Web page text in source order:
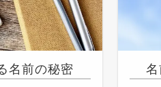
名前の秘密